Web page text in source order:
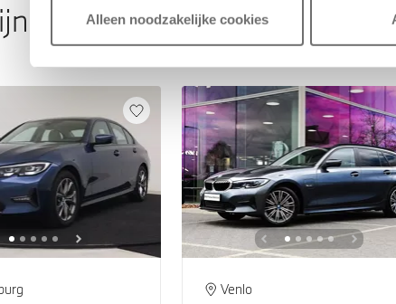
Alleen noodzakelijke cookies
vergelijkbaar
Venlo